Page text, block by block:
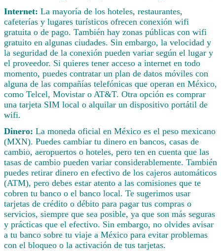
Internet: La mayoría de los hoteles, restaurantes,
cafeterías y lugares turísticos ofrecen conexión wifi
gratuita o de pago. También hay zonas públicas con wifi
gratuito en algunas ciudades. Sin embargo, la velocidad y
la seguridad de la conexión pueden variar según el lugar y
el proveedor. Si quieres tener acceso a internet en todo
momento, puedes contratar un plan de datos móviles con
alguna de las compañías telefónicas que operan en México,
como Telcel, Movistar o AT&T. Otra opción es comprar
una tarjeta SIM local o alquilar un dispositivo portátil de
wifi.
Dinero: La moneda oficial en México es el peso mexicano
(MXN). Puedes cambiar tu dinero en bancos, casas de
cambio, aeropuertos o hoteles, pero ten en cuenta que las
tasas de cambio pueden variar considerablemente. También
puedes retirar dinero en efectivo de los cajeros automáticos
(ATM), pero debes estar atento a las comisiones que te
cobren tu banco o el banco local. Te sugerimos usar
tarjetas de crédito o débito para pagar tus compras o
servicios, siempre que sea posible, ya que son más seguras
y prácticas que el efectivo. Sin embargo, no olvides avisar
a tu banco sobre tu viaje a México para evitar problemas
con el bloqueo o la activación de tus tarjetas.